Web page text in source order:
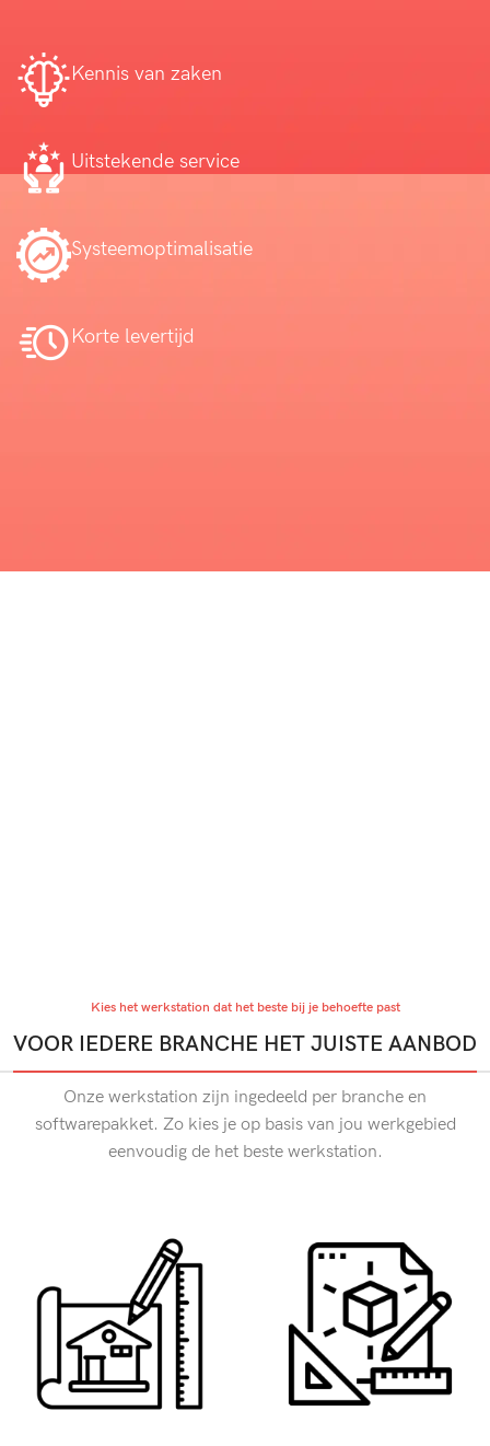
Kennis van zaken
Uitstekende service
Systeemoptimalisatie
Korte levertijd
Kies het werkstation dat het beste bij je behoefte past
VOOR IEDERE BRANCHE HET JUISTE AANBOD
Onze werkstation zijn ingedeeld per branche en
softwarepakket. Zo kies je op basis van jou werkgebied
eenvoudig de het beste werkstation.